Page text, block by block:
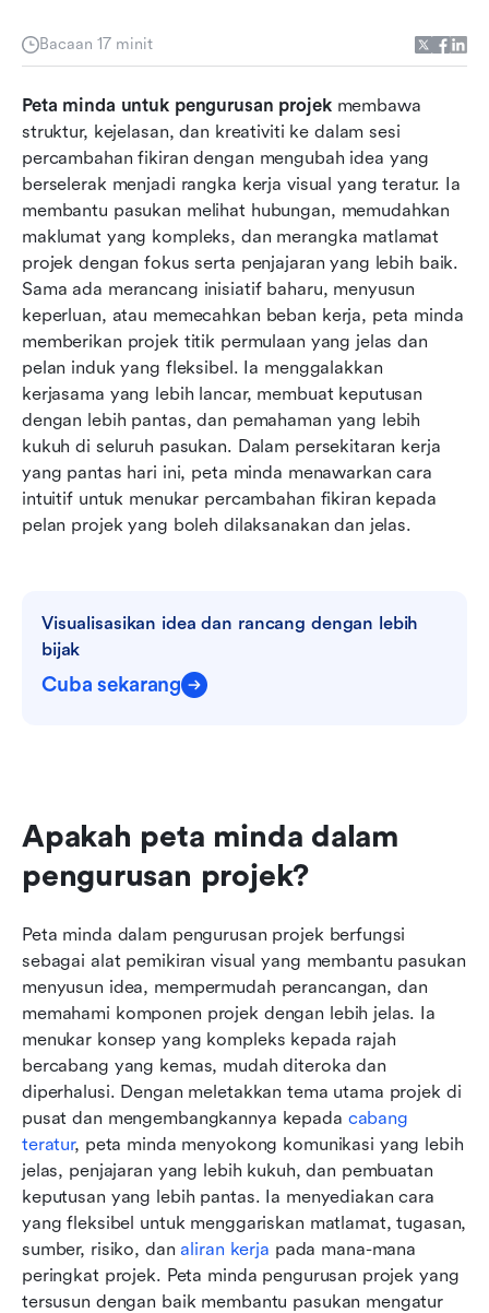
Bacaan 17 minit
Peta minda untuk pengurusan projek membawa
struktur, kejelasan, dan kreativiti ke dalam sesi
percambahan fikiran dengan mengubah idea yang
berselerak menjadi rangka kerja visual yang teratur. Ia
membantu pasukan melihat hubungan, memudahkan
maklumat yang kompleks, dan merangka matlamat
projek dengan fokus serta penjajaran yang lebih baik.
Sama ada merancang inisiatif baharu, menyusun
keperluan, atau memecahkan beban kerja, peta minda
memberikan projek titik permulaan yang jelas dan
pelan induk yang fleksibel. Ia menggalakkan
kerjasama yang lebih lancar, membuat keputusan
dengan lebih pantas, dan pemahaman yang lebih
kukuh di seluruh pasukan. Dalam persekitaran kerja
yang pantas hari ini, peta minda menawarkan cara
intuitif untuk menukar percambahan fikiran kepada
pelan projek yang boleh dilaksanakan dan jelas.
Visualisasikan idea dan rancang dengan lebih
bijak
Cuba sekarang
Apakah peta minda dalam
pengurusan projek?
Peta minda dalam pengurusan projek berfungsi
sebagai alat pemikiran visual yang membantu pasukan
menyusun idea, mempermudah perancangan, dan
memahami komponen projek dengan lebih jelas. Ia
menukar konsep yang kompleks kepada rajah
bercabang yang kemas, mudah diteroka dan
diperhalusi. Dengan meletakkan tema utama projek di
pusat dan mengembangkannya kepada cabang
teratur, peta minda menyokong komunikasi yang lebih
jelas, penjajaran yang lebih kukuh, dan pembuatan
keputusan yang lebih pantas. Ia menyediakan cara
yang fleksibel untuk menggariskan matlamat, tugasan,
sumber, risiko, dan aliran kerja pada mana-mana
peringkat projek. Peta minda pengurusan projek yang
tersusun dengan baik membantu pasukan mengatur
projek
Gunakan Lark untuk merancang laluan yang
perlu diikuti oleh projek
Bonus: Templat peta minda sedia guna Lark
Mengapa peta minda berfungsi dengan begitu
baik untuk pengurusan projek
Kesimpulan
Soalan Lazim
Bacaan berkaitan